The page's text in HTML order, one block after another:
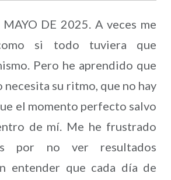
DE 2025. A veces me
si todo tuviera que
Pero he aprendido que
su ritmo, que no hay
el momento perfecto salvo
de mí. Me he frustrado
por no ver resultados
entender que cada día de